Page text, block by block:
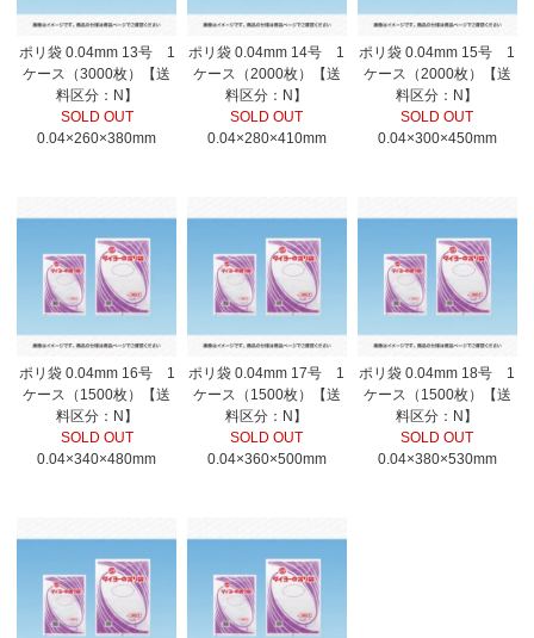
ポリ袋 0.04mm 13号 1
ケース（3000枚）【送
料区分：N】
SOLD OUT
0.04×260×380mm
ポリ袋 0.04mm 14号 1
ケース（2000枚）【送
料区分：N】
SOLD OUT
0.04×280×410mm
ポリ袋 0.04mm 15号 1
ケース（2000枚）【送
料区分：N】
SOLD OUT
0.04×300×450mm
ポリ袋 0.04mm 16号 1
ケース（1500枚）【送
料区分：N】
SOLD OUT
0.04×340×480mm
ポリ袋 0.04mm 17号 1
ケース（1500枚）【送
料区分：N】
SOLD OUT
0.04×360×500mm
ポリ袋 0.04mm 18号 1
ケース（1500枚）【送
料区分：N】
SOLD OUT
0.04×380×530mm